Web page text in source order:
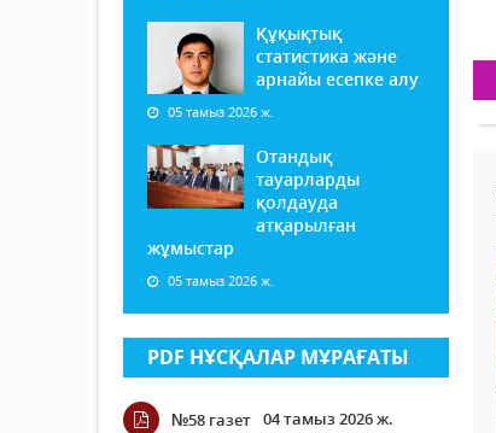
Құқықтық
статистика және
арнайы есепке алу
05 тамыз 2026 ж.
Отандық
тауарларды
қолдауда
атқарылған
жұмыстар
05 тамыз 2026 ж.
PDF НҰСҚАЛАР МҰРАҒАТЫ
№58 газет 04 тамыз 2026 ж.